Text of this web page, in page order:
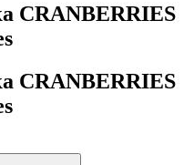
CRANBERRIES
CRANBERRIES